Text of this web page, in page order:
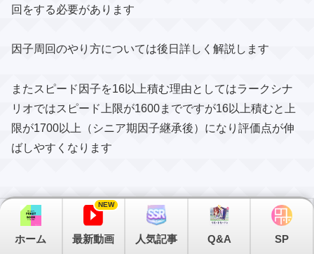
回をする必要があります
因子周回のやり方については後日詳しく解説します
またスピード因子を16以上積む理由としてはラークシナ
リオではスピード上限が1600までですが16以上積むと上
限が1700以上（シニア期因子継承後）になり評価点が伸
ばしやすくなります
ホーム
NEW
最新動画 人気記事 Q&A SP